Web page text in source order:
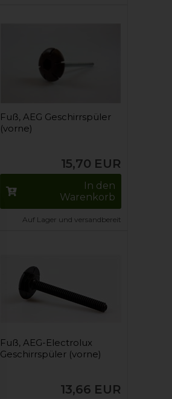
Fuß, AEG Geschirrspüler
(vorne)
15,70 EUR
In den
Warenkorb
Auf Lager und versandbereit
Fuß, AEG-Electrolux
Geschirrspüler (vorne)
13,66 EUR